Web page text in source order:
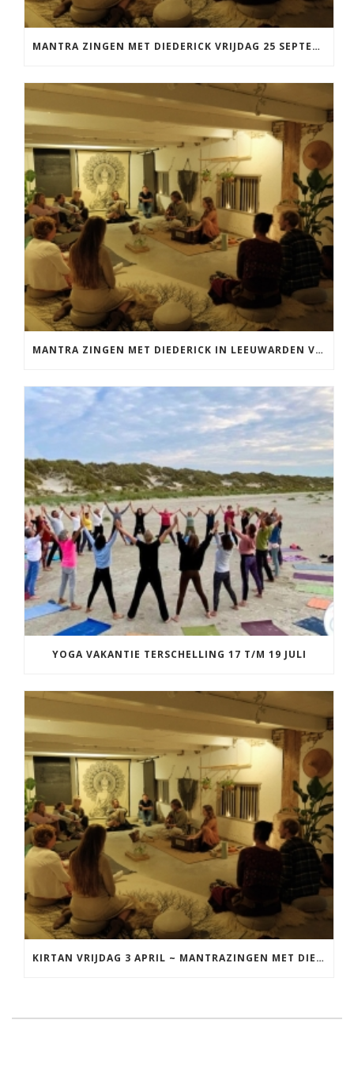
MANTRA ZINGEN MET DIEDERICK VRIJDAG 25 SEPTEMBER EN 20 NOVEMBER
MANTRA ZINGEN MET DIEDERICK IN LEEUWARDEN VRIJDAG 12 JUNI KIRTAN
YOGA VAKANTIE TERSCHELLING 17 T/M 19 JULI
KIRTAN VRIJDAG 3 APRIL ~ MANTRAZINGEN MET DIEDERICK IN LEEUWARDEN